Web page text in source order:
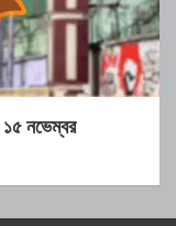
১৫ নভেম্বর